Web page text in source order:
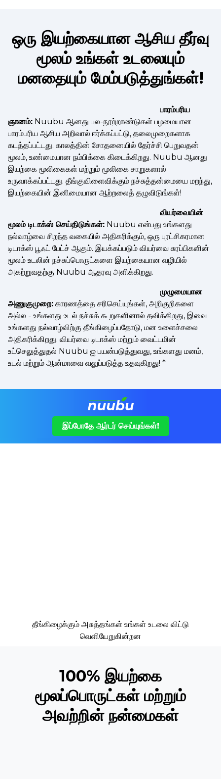
ஒரு இயற்கையான ஆசிய தீர்வு
மூலம் உங்கள் உடலையும்
மனதையும் மேம்படுத்துங்கள்!
பாரம்பரிய
ஞானம்: Nuubu ஆனது பல-நூற்றாண்டுகள் பழமையான
பாரம்பரிய ஆசிய அறிவால் ஈர்க்கப்பட்டு, தலைமுறைகளாக
கடத்தப்பட்டது. காலத்தின் சோதனையில் தேர்ச்சி பெறுவதன்
மூலம், உண்மையான நம்பிக்கை கிடைக்கிறது. Nuubu ஆனது
இயற்கை மூலிகைகள் மற்றும் மூலிகை சாறுகளால்
உருவாக்கப்பட்டது. தீங்குவிளைவிக்கும் நச்சுத்தன்மையை மறந்து,
இயற்கையின் இனிமையான ஆற்றலைத் தழுவிடுங்கள்!
வியர்வையின்
மூலம் டிடாக்ஸ் செய்திடுங்கள்: Nuubu என்பது உங்களது
நல்வாழ்வை சிறந்த வகையில் அதிகரிக்கும், ஒரு புரட்சிகரமான
டிடாக்ஸ் பூஃட் பேட்ச் ஆகும். இயக்கப்படும் வியர்வை சுரப்பிகளின்
மூலம் உடலின் நச்சுப்பொருட்களை இயற்கையான வழியில்
அகற்றுவதற்கு Nuubu ஆதரவு அளிக்கிறது.
முழுமையான
அணுகுமுறை: காரணத்தை சரிசெய்யுங்கள், அறிகுறிகளை
அல்ல - உங்களது உடல் நச்சுக் கூறுகளினால் தவிக்கிறது, இவை
உங்களது நல்வாழ்விற்கு தீங்கிழைப்பதோடு, மன உளைச்சலை
அதிகரிக்கிறது. வியர்வை டிடாக்ஸ் மற்றும் வைட்டமின்
உட்செலுத்துதல் Nuubu ஐ பயன்படுத்துவது, உங்களது மனம்,
உடல் மற்றும் ஆன்மாவை வலுப்படுத்த உதவுகிறது! *
இப்போதே ஆர்டர் செய்யுங்கள்!
தீங்கிழைக்கும் அசுத்தங்கள் உங்கள் உடலை விட்டு
வெளியேறுகின்றன
100% இயற்கை
மூலப்பொருட்கள் மற்றும்
அவற்றின் நன்மைகள்